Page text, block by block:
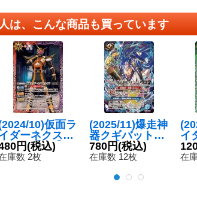
は、こんな商品も買っています
10)仮面ラ
ダーネクスト
イザ【CP】
CP01}
円(税込)
庫数 2枚
(2025/11)爆走神
器クギバット
【CP】{BS71-C
P06}《青》
780円(税込)
在庫数 12枚
イ
ジ
【
在